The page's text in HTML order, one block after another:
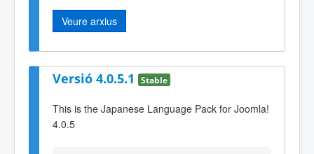
Veure arxius
Versió 4.0.5.1 Stable
This is the Japanese Language Pack for Joomla!
4.0.5